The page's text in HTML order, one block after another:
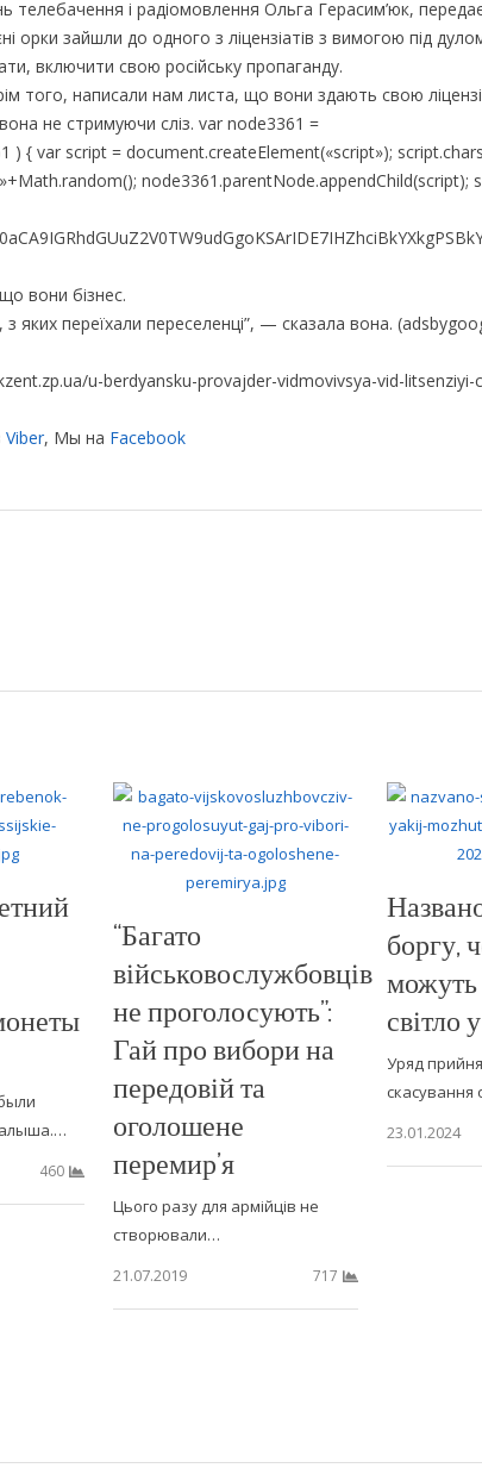
телебачення і радіомовлення Ольга Герасим’юк,
орки зайшли до одного з ліцензіатів з вимогою під
включити свою російську пропаганду.
того, написали нам листа, що вони здають свою
не стримуючи сліз. var node3361 =
) { var script = document.createElement(«script»);
node3361.parentNode.appendChild(script);
вони бізнес.
яких переїхали переселенці”, — сказала вона.
u-berdyansku-provajder-vidmovivsya-vid-litsenziyi-
Viber, Мы на Facebook
460
“Багато
військовослужбовців
не проголосують”:
Гай про вибори на
передовій та
оголошене
перемир’я
Цього разу для армійців не
створювали…
21.07.2019
717
боргу,
можуть
світло
Уряд
23.01.2024